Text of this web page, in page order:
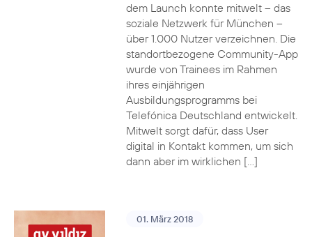
dem Launch konnte mitwelt – das
soziale Netzwerk für München –
über 1.000 Nutzer verzeichnen. Die
standortbezogene Community-App
wurde von Trainees im Rahmen
ihres einjährigen
Ausbildungsprogramms bei
Telefónica Deutschland entwickelt.
Mitwelt sorgt dafür, dass User
digital in Kontakt kommen, um sich
dann aber im wirklichen […]
01. März 2018